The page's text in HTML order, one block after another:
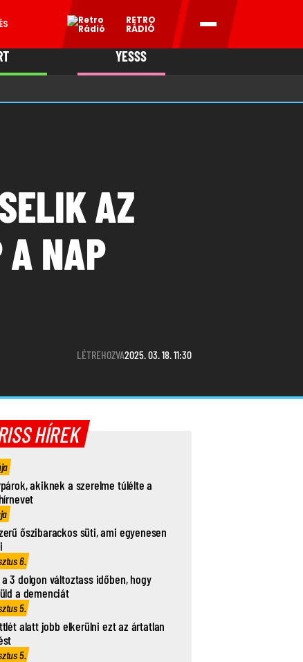
RETRO
RÁDIÓ
YESSS
AZ
A NAP
LÉTREHOZVA2025. 03. 18. 11:30
HÍREK
akiknek a szerelme túlélte a
őszibarackos süti, ami egyenesen
6.
a 3 dolgon változtass időben, hogy
a demenciát
5.
alatt jobb elkerülni ezt az ártatlan
5.